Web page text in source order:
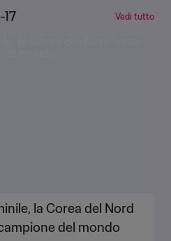
Vedi tutto
la Corea del Nord
del mondo